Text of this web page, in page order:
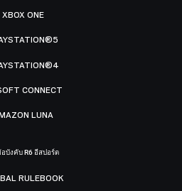
XBOX ONE
CONNECT
LUNA
บังคับ R6 อีสปอร์ต
RULEBOOK